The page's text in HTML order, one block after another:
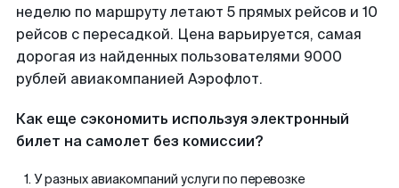
неделю по маршруту летают 5 прямых рейсов и 10
рейсов с пересадкой. Цена варьируется, самая
дорогая из найденных пользователями 9000
рублей авиакомпанией Аэрофлот.
Как еще сэкономить используя электронный
билет на самолет без комиссии?
У разных авиакомпаний услуги по перевозке